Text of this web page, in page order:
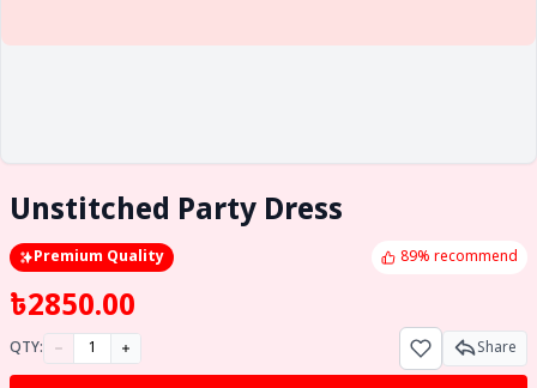
Unstitched Party Dress
Premium Quality 89% recommend
৳2850.00
QTY: Share